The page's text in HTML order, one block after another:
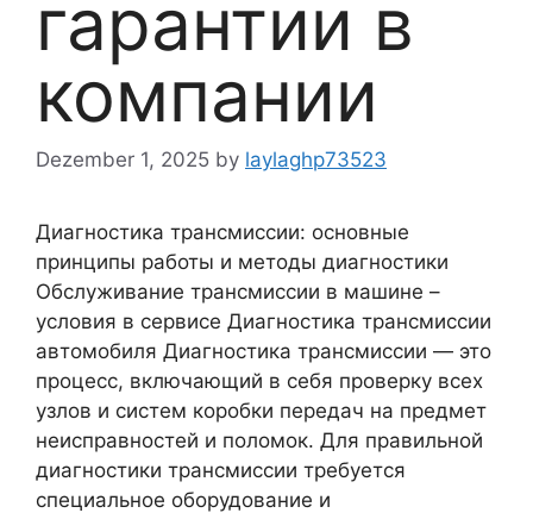
гарантии в
компании
Dezember 1, 2025 by laylaghp73523
Диагностика трансмиссии: основные
принципы работы и методы диагностики
Обслуживание трансмиссии в машине –
условия в сервисе Диагностика трансмиссии
автомобиля Диагностика трансмиссии — это
процесс, включающий в себя проверку всех
узлов и систем коробки передач на предмет
неисправностей и поломок. Для правильной
диагностики трансмиссии требуется
специальное оборудование и